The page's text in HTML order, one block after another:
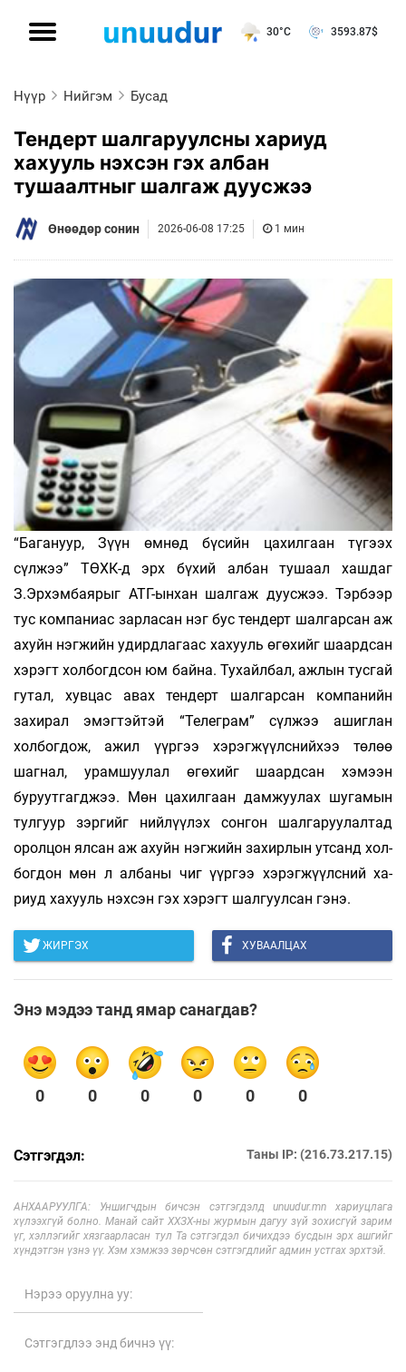
30°C 3593.87$
Нүүр Нийгэм Бусад
Тендерт шалгаруулсны хариуд
хахууль нэхсэн гэх албан
тушаалтныг шалгаж дуусжээ
Өнөөдөр сонин 2026-06-08 17:25 1 мин
“Багануур, Зүүн өмнөд бүсийн цахилгаан түгээх
сүлжээ” ТӨХК-д эрх бүхий албан тушаал хашдаг
З.Эрхэмбаярыг АТГ-ынхан шалгаж дуус­жээ. Тэрбээр
тус компаниас зарласан нэг бус тендерт шалгарсан аж
ахуйн нэгжийн удирд­лагаас хахууль өгөхийг шаардсан
хэрэгт хол­богдсон юм байна. Тухайлбал, ажлын тусгай
гутал, хувцас авах тендерт шалгарсан ком­панийн
захирал эмэгтэйтэй “Телеграм” сүл­жээ ашиглан
холбогдож, ажил үүргээ хэрэг­жүүлс­нийхээ төлөө
шагнал, урамшуулал өгө­хийг шаардсан хэмээн
буруутгагджээ. Мөн ца­хилгаан дамжуулах шугамын
тулгуур зэргийг ний­лүүлэх сонгон шалгаруулалтад
оролцон ялсан аж ахуйн нэгжийн захирлын утсанд хол­
богдон мөн л албаны чиг үүргээ хэрэг­жүүлс­ний ха­
риуд хахууль нэхсэн гэх хэрэгт шалгуулсан гэнэ.
ЖИРГЭХ ХУВААЛЦАХ
Энэ мэдээ танд ямар санагдав?
0 0 0 0 0 0
Сэтгэгдэл: Таны IP: (216.73.217.15)
АНХААРУУЛГА: Уншигчдын бичсэн сэтгэгдэлд unuudur.mn хариуцлага
хүлээхгүй болно. Манай сайт ХХЗХ-ны журмын дагуу зүй зохисгүй зарим
үг, хэллэгийг хязгаарласан тул Та сэтгэгдэл бичихдээ бусдын эрх ашгийг
хүндэтгэн үзнэ үү. Хэм хэмжээ зөрчсөн сэтгэгдлийг админ устгах эрхтэй.